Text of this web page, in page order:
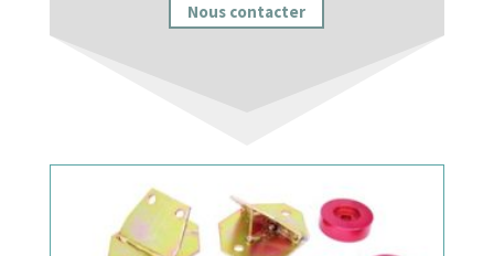
Nous contacter